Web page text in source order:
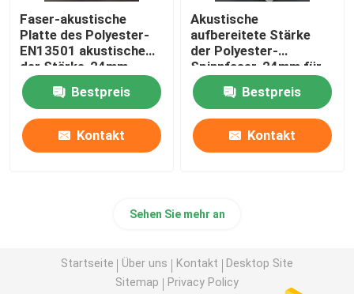
Faser-akustische
Platte des Polyester-
EN13501 akustische
der Stärke-24mm
Bestpreis
Kontakt
Akustische
aufbereitete Stärke
der Polyester-
Spinnfaser-24mm für
Büro
Bestpreis
Kontakt
Sehen Sie mehr an
Startseite Über uns Kontakt
Desktop Site
Sitemap
Privacy Policy